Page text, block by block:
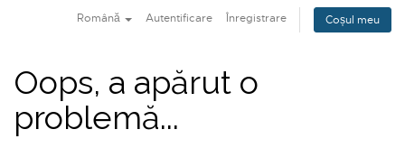
Română Autentificare Înregistrare Coșul meu
Oops, a apărut o
problemă...